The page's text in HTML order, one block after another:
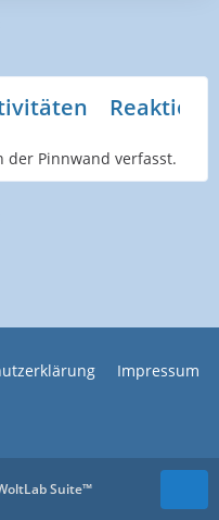
der Pinnwand verfasst.
Impressum
Suite™